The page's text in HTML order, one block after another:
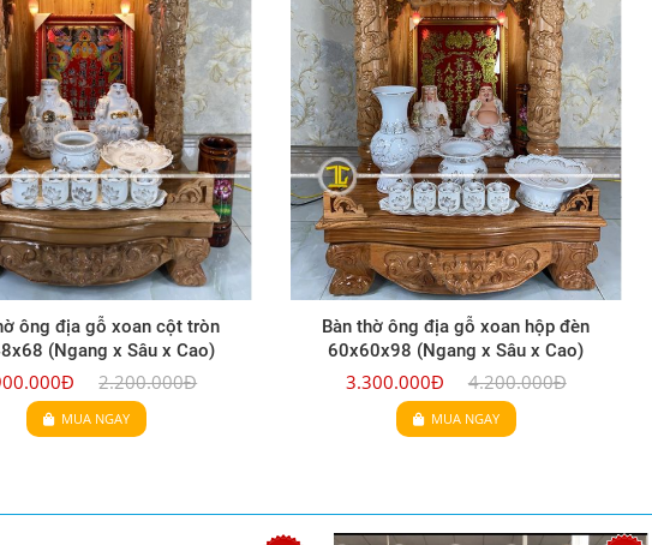
địa gỗ xoan cột tròn
(Ngang x Sâu x Cao)
2.200.000Đ
MUA NGAY
Bàn thờ ông địa gỗ xoan hộp đèn
60x60x98 (Ngang x Sâu x Cao)
3.300.000Đ 4.200.000Đ
MUA NGAY